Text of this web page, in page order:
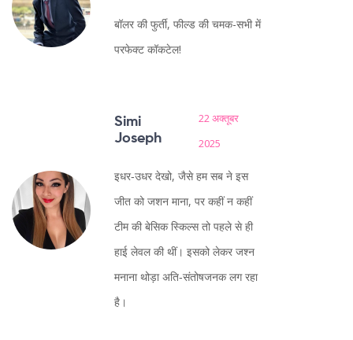
बॉलर की फुर्ती, फील्ड की चमक-सभी में
परफेक्ट कॉकटेल!
Simi
Joseph
22 अक्तूबर
2025
इधर‑उधर देखो, जैसे हम सब ने इस
जीत को जशन माना, पर कहीं न कहीं
टीम की बेसिक स्किल्स तो पहले से ही
हाई लेवल की थीं। इसको लेकर जश्न
मनाना थोड़ा अति‑संतोषजनक लग रहा
है।